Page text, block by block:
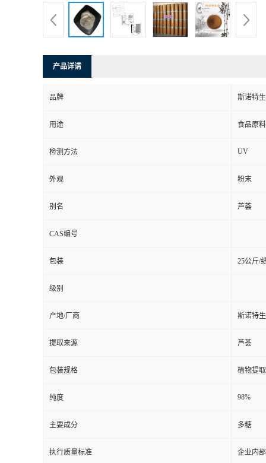
产品详请
品牌 斯诺特
用途 食品原料
检测方法 UV
外观 粉末
别名 芦荟
CAS编号
包装 25公斤/
级别
产地/厂商 斯诺特
提取来源 芦荟
包装规格 植物提
纯度 98%
主要成分 多糖
执行质量标准 企业内